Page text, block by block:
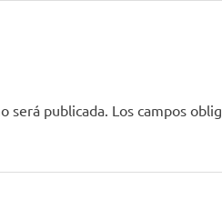
será publicada. Los campos